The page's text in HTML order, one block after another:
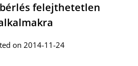
felejthetetlen
on 2014-11-24